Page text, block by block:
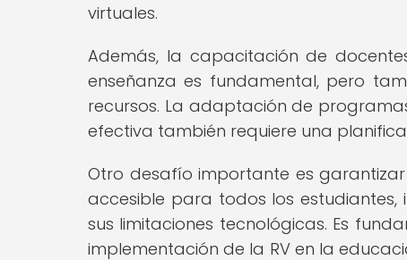
virtuales.
Además, la capacitación de
enseñanza es fundamental, pero
recursos. La adaptación de
efectiva también requiere una
Otro desafío importante es
accesible para todos los
sus limitaciones tecnológicas. Es
implementación de la RV en la